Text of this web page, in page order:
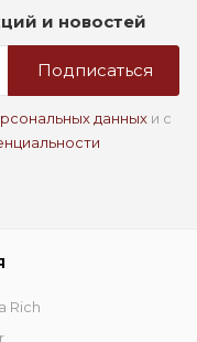
и новостей
Подписаться
данныхи с
Rich